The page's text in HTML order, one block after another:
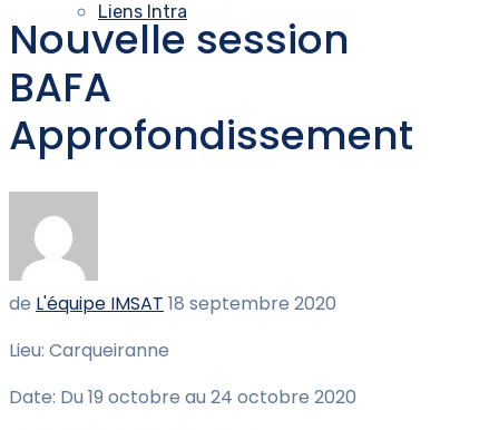
Liens Intra
Nouvelle session
BAFA
Approfondissement
de L'équipe IMSAT 18 septembre 2020
Lieu: Carqueiranne
Date: Du 19 octobre au 24 octobre 2020